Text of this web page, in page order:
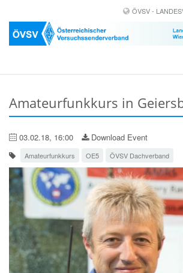
ÖVSV -
Amateurfunkkurs in
03.02.18, 16:00 Download Event
Amateurfunkkurs OE5 ÖVSV Dachverband